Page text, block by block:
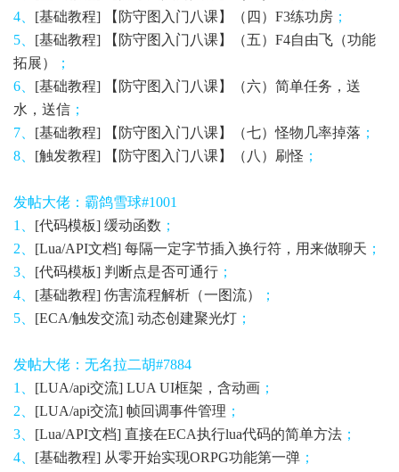
4、 [基础教程] 【防守图入门八课】（四）F3练功房 ；
5、 [基础教程] 【防守图入门八课】（五）F4自由飞（功能
拓展）
；
6、 [基础教程] 【防守图入门八课】（六）简单任务，送
水，送信 ；
7、 [基础教程] 【防守图入门八课】（七）怪物几率掉落 ；
8、 [触发教程] 【防守图入门八课】（八）刷怪 ；
发帖大佬：霸鸽雪球#1001
1、 [代码模板] 缓动函数 ；
2、 [Lua/API文档] 每隔一定字节插入换行符，用来做聊天 ；
3、 [代码模板] 判断点是否可通行 ；
4、 [基础教程] 伤害流程解析（一图流）
；
5、 [ECA/触发交流] 动态创建聚光灯 ；
发帖大佬：无名拉二胡#7884
1、 [LUA/api交流] LUA UI框架，含动画 ；
2、 [LUA/api交流] 帧回调事件管理 ；
3、 [Lua/API文档] 直接在ECA执行lua代码的简单方法 ；
4、 [基础教程] 从零开始实现ORPG功能第一弹 ；